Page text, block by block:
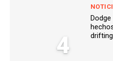
4
drifting